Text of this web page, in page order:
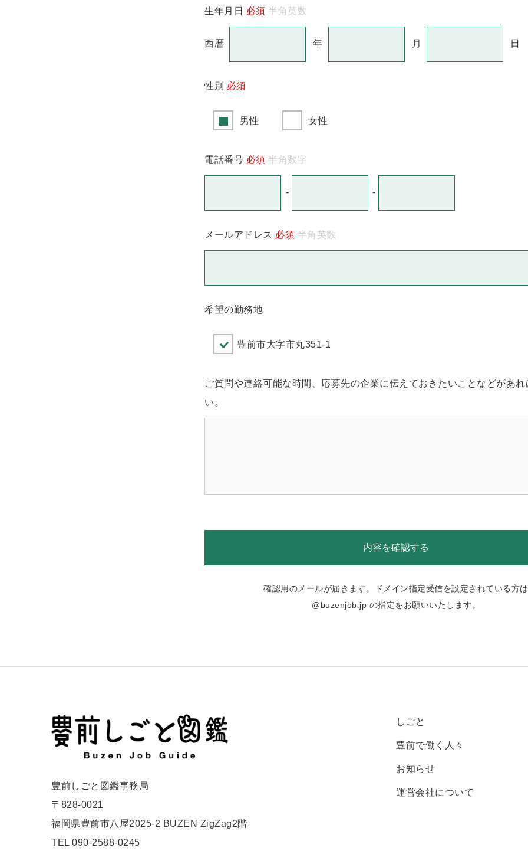
生年月日 必須 半角英数
西暦 年 月 日
性別 必須
男性 女性
電話番号 必須 半角数字
- -
メールアドレス 必須 半角英数
希望の勤務地
豊前市大字市丸351-1
ご質問や連絡可能な時間、応募先の企業に伝えておきたいことなどがあ
い。
確認用のメールが届きます。ドメイン指定受信を設定されている方は
@buzenjob.jp の指定をお願いいたします。
豊前しごと図鑑事務局
〒828-0021
福岡県豊前市八屋2025-2 BUZEN ZigZag2階
TEL 090-2588-0245
しごと
豊前で働く人々
お知らせ
運営会社について